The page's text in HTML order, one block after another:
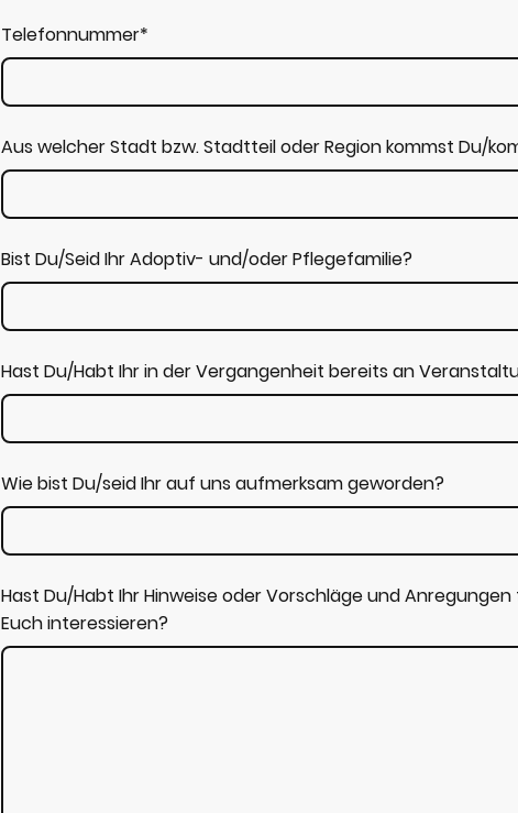
Telefonnummer*
Aus welcher Stadt bzw. Stadtteil oder Region kommst Du/
Bist Du/Seid Ihr Adoptiv- und/oder Pflegefamilie?
Hast Du/Habt Ihr in der Vergangenheit bereits an
Wie bist Du/seid Ihr auf uns aufmerksam geworden?
Hast Du/Habt Ihr Hinweise oder Vorschläge und
Euch interessieren?